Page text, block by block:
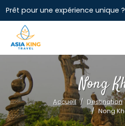
Prêt pour une expérience unique ?
Nong
Accueil Destination
Nong